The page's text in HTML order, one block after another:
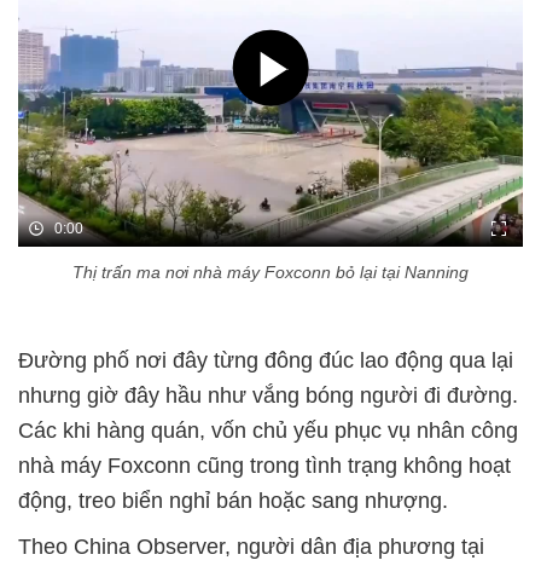
0:00
Thị trấn ma nơi nhà máy Foxconn bỏ lại tại Nanning
Đường phố nơi đây từng đông đúc lao động qua lại
nhưng giờ đây hầu như vắng bóng người đi đường.
Các khi hàng quán, vốn chủ yếu phục vụ nhân công
nhà máy Foxconn cũng trong tình trạng không hoạt
động, treo biển nghỉ bán hoặc sang nhượng.
Theo China Observer, người dân địa phương tại